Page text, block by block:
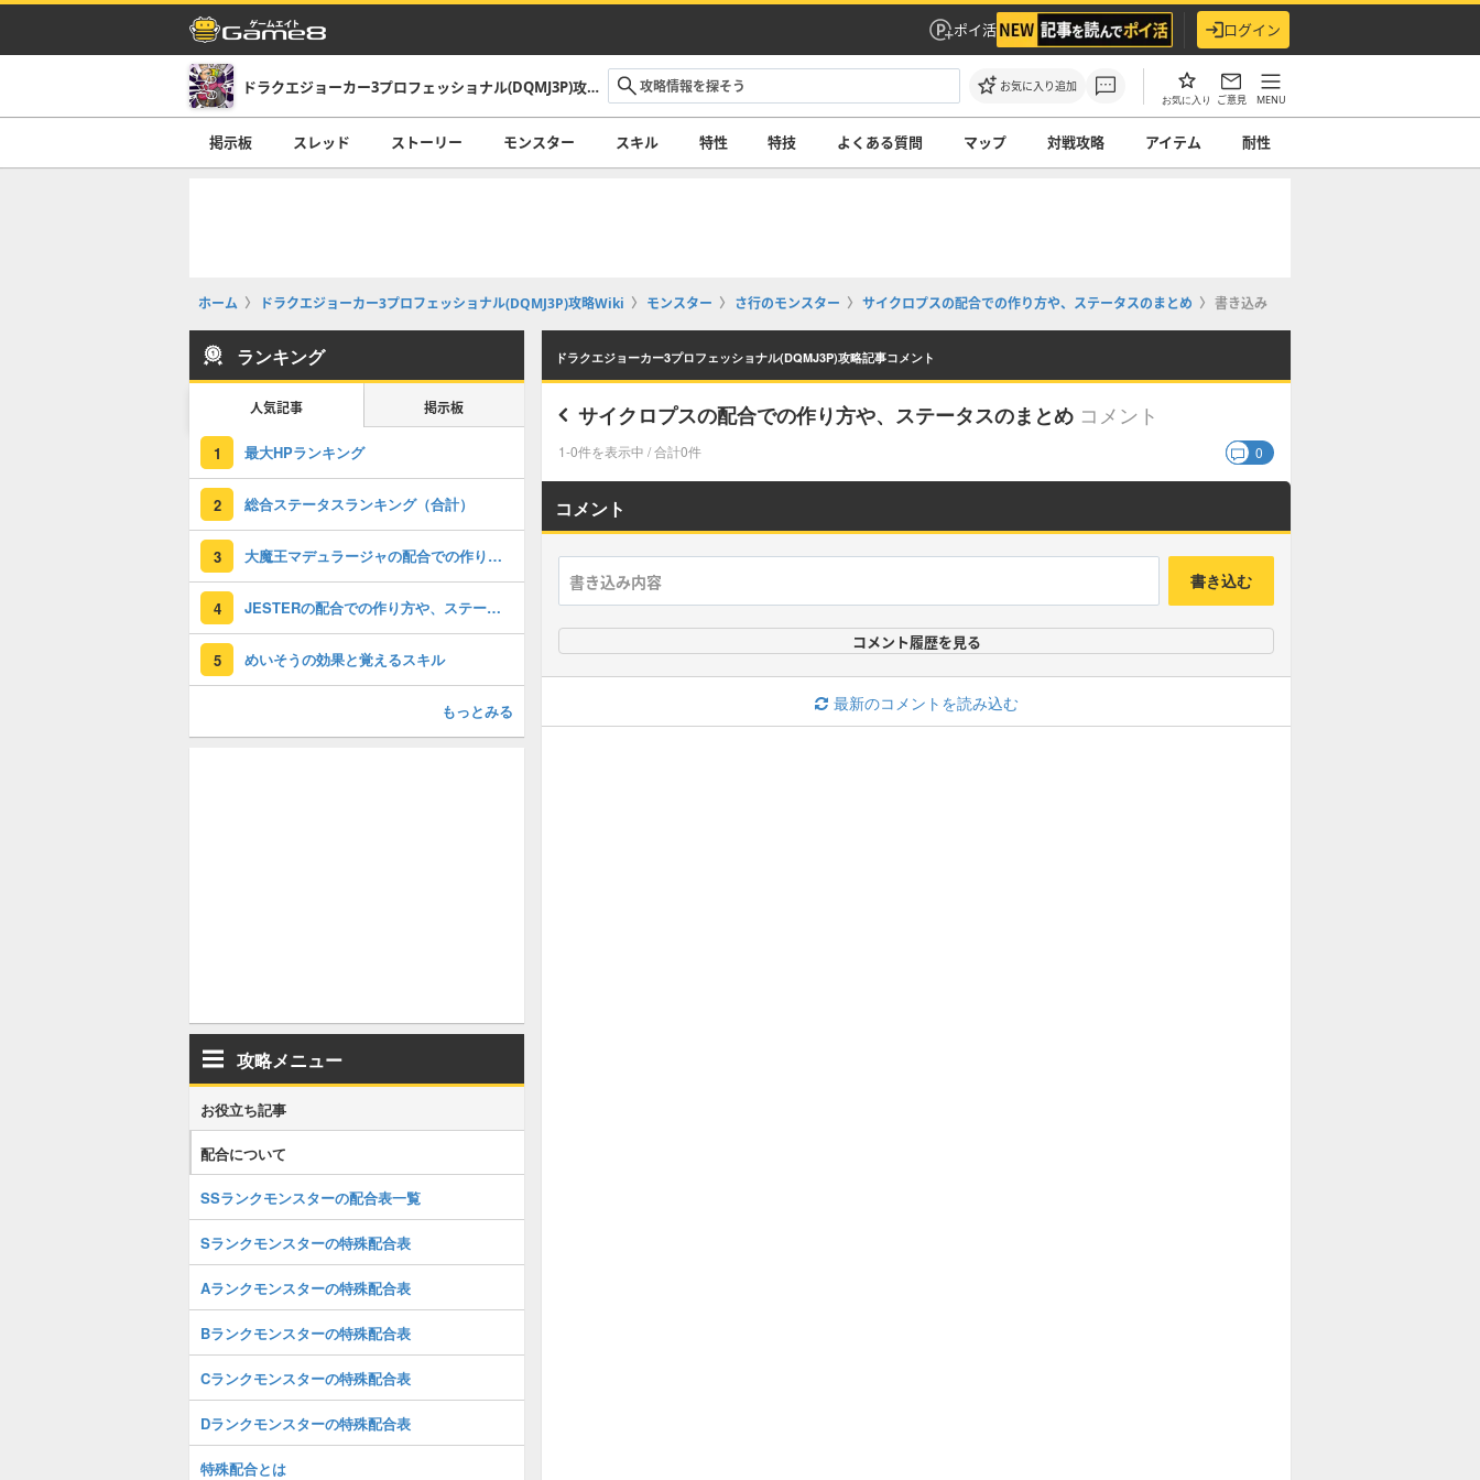
ポイ活 ログイン
ドラクエジョーカー3プロフェッショナル(DQMJ3P)攻略Wiki お気に入り追加
お気に入り ご意見 MENU
掲示板 スレッド ストーリー モンスター スキル 特性 特技 よくある質問 マップ 対戦攻略 アイテム 耐性
ホーム ドラクエジョーカー3プロフェッショナル(DQMJ3P)攻略Wiki モンスター さ行のモンスター サイクロプスの配合での作り方や、ステータスのまとめ 書き込み
ドラクエジョーカー3プロフェッショナル(DQMJ3P)攻略記事コメント
サイクロプスの配合での作り方や、ステータスのまとめ コメント
1-0件を表示中 / 合計0件 0
コメント
書き込む
コメント履歴を見る
最新のコメントを読み込む
ランキング
人気記事 掲示板
1 最大HPランキング
2 総合ステータスランキング（合計）
3 大魔王マデュラージャの配合での作り方や、ステータスのまとめ
4 JESTERの配合での作り方や、ステータスのまとめ
5 めいそうの効果と覚えるスキル
もっとみる
攻略メニュー
お役立ち記事
配合について
SSランクモンスターの配合表一覧
Sランクモンスターの特殊配合表
Aランクモンスターの特殊配合表
Bランクモンスターの特殊配合表
Cランクモンスターの特殊配合表
Dランクモンスターの特殊配合表
特殊配合とは